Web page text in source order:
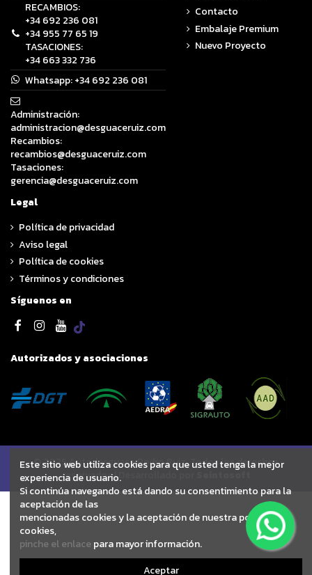
RECAMBIOS:
+34 692 236 081
+34 955 77 65 19
TASACIONES:
+34 663 332 736
Whatsapp:+34 692 236 081
Administración:
administracion@desguaceruiz.com
Recambios:
recambios@desguaceruiz.com
Tasaciones:
gerencia@desguaceruiz.com
Contacto
Embalaje Premium
Nuevo Proyecto
Legal
Política de privacidad
Aviso legal
Política de cookies
Términos y condiciones
Síguenos en
Autorizados y asociaciones
© 2025 Autodesguace Pedro Ruiz. Todos los derechos
reservados | Desarrollado por
Este sitio web utiliza cookies para que usted tenga la mejor
experiencia de usuario.
Si continúa navegando está dando su consentimiento para la
aceptación de las
mencionadas cookies y la aceptación de nuestra política de
cookies,
pinche el enlace para mayor información.
Aceptar